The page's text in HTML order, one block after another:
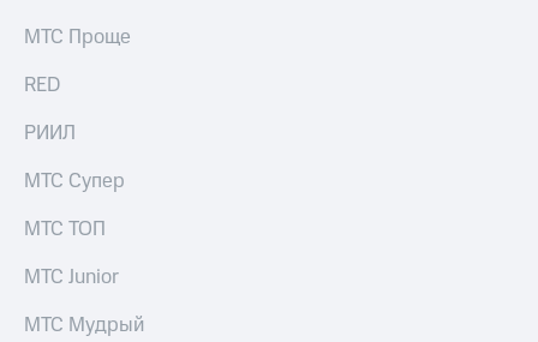
МТС Проще
RED
РИИЛ
МТС Супер
МТС ТОП
МТС Junior
МТС Мудрый